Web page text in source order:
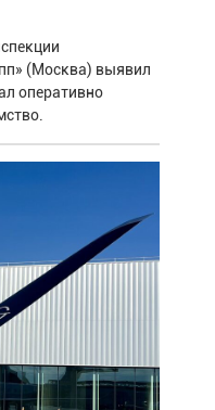
(Москва) выявил
оперативно